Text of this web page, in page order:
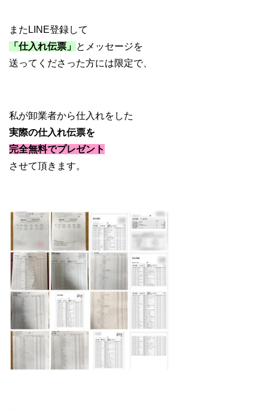
またLINE登録して
「仕入れ伝票」 とメッセージを
送ってくださった方には限定で、
私が卸業者から仕入れをした
実際の仕入れ伝票を
完全無料でプレゼント
させて頂きます。